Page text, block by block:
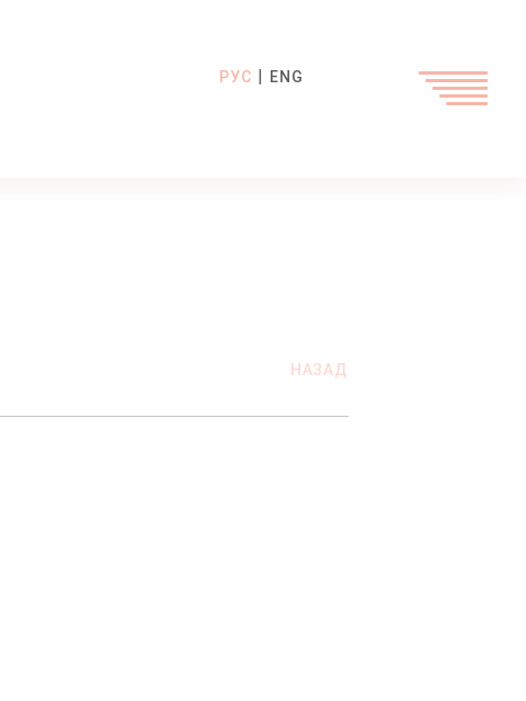
РУС | ENG
НАЗАД